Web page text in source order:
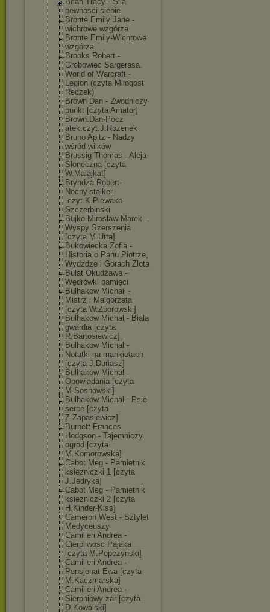
pewnosci siebie
Brontë Emily Jane -
wichrowe wzgórza
Bronte Emily-Wichrowe
wzgórza
Brooks Robert -
Grobowiec Sargerasa.
World of Warcraft -
Legion (czyta Miłogost
Reczek)
Brown Dan - Zwodniczy
punkt [czyta Amator]
Brown.Dan-Pocz
atek.czyt.J.Rozenek
Bruno Apitz - Nadzy
wśród wilków
Brussig Thomas - Aleja
Sloneczna [czyta
W.Malajkat]
Bryndza.Robert-
Nocny.stalker
.czyt.K.Plewako-
Szczerbinski
Bujko Miroslaw Marek -
Wyspy Szerszenia
[czyta M.Utta]
Bukowiecka Zofia -
Historia o Panu Piotrze,
Wydzdze i Gorach Zlota
Bułat Okudżawa -
Wędrówki pamięci
Bulhakow Michail -
Mistrz i Malgorzata
[czyta W.Zborowski]
Bulhakow Michal - Biala
gwardia [czyta
R.Bartosiewicz]
Bulhakow Michal -
Notatki na mankietach
[czyta J.Duriasz]
Bulhakow Michal -
Opowiadania [czyta
M.Sosnowski]
Bulhakow Michal - Psie
serce [czyta
Z.Zapasiewicz]
Burnett Frances
Hodgson - Tajemniczy
ogrod [czyta
M.Komorowska]
Cabot Meg - Pamietnik
ksiezniczki 1 [czyta
J.Jedryka]
Cabot Meg - Pamietnik
ksiezniczki 2 [czyta
H.Kinder-Kiss]
Cameron West - Sztylet
Medyceuszy
Camilleri Andrea -
Cierpliwosc Pajaka
[czyta M.Popczynski]
Camilleri Andrea -
Pensjonat Ewa [czyta
M.Kaczmarska]
Camilleri Andrea -
Sierpniowy zar [czyta
D.Kowalski]